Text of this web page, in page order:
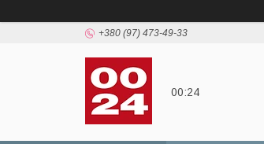
+380 (97) 473-49-33
00:24